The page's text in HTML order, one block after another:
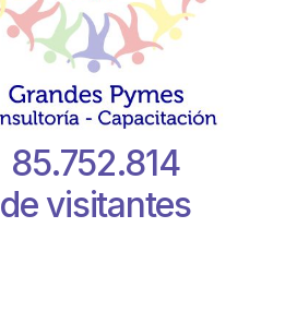
85.752.814
de visitantes